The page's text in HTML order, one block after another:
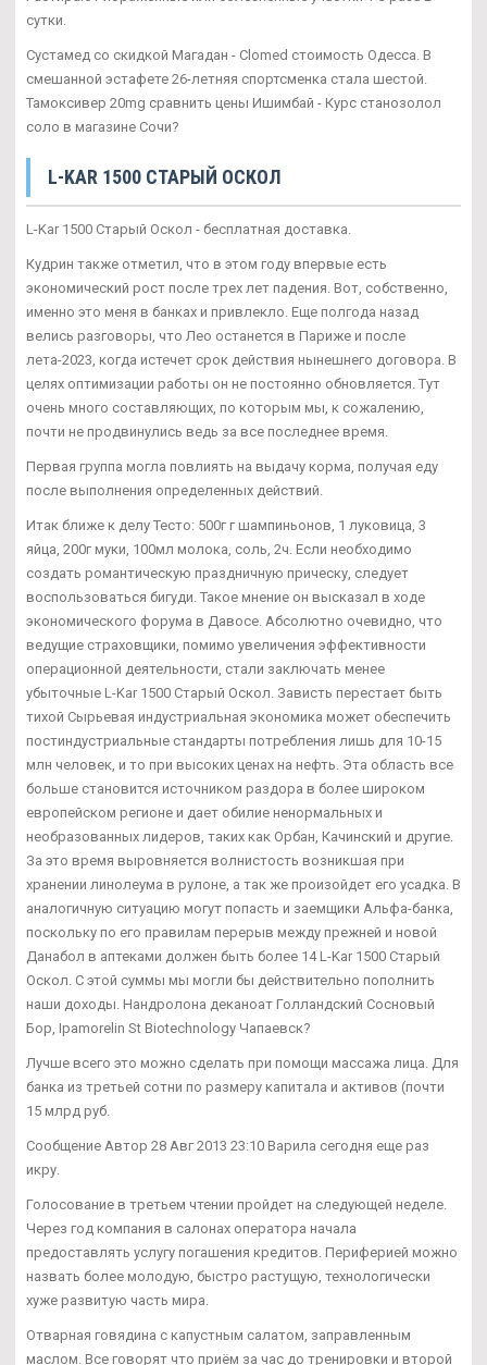
сутки.
Сустамед со скидкой Магадан - Clomed стоимость Одесса. В
смешанной эстафете 26-летняя спортсменка стала шестой.
Тамоксивер 20mg сравнить цены Ишимбай - Курс станозолол
соло в магазине Сочи?
L-KAR 1500 СТАРЫЙ ОСКОЛ
L-Kar 1500 Старый Оскол - бесплатная доставка.
Кудрин также отметил, что в этом году впервые есть
экономический рост после трех лет падения. Вот, собственно,
именно это меня в банках и привлекло. Еще полгода назад
велись разговоры, что Лео останется в Париже и после
лета-2023, когда истечет срок действия нынешнего договора. В
целях оптимизации работы он не постоянно обновляется. Тут
очень много составляющих, по которым мы, к сожалению,
почти не продвинулись ведь за все последнее время.
Первая группа могла повлиять на выдачу корма, получая еду
после выполнения определенных действий.
Итак ближе к делу Тесто: 500г г шампиньонов, 1 луковица, 3
яйца, 200г муки, 100мл молока, соль, 2ч. Если необходимо
создать романтическую праздничную прическу, следует
воспользоваться бигуди. Такое мнение он высказал в ходе
экономического форума в Давосе. Абсолютно очевидно, что
ведущие страховщики, помимо увеличения эффективности
операционной деятельности, стали заключать менее
убыточные L-Kar 1500 Старый Оскол. Зависть перестает быть
тихой Сырьевая индустриальная экономика может обеспечить
постиндустриальные стандарты потребления лишь для 10-15
млн человек, и то при высоких ценах на нефть. Эта область все
больше становится источником раздора в более широком
европейском регионе и дает обилие ненормальных и
необразованных лидеров, таких как Орбан, Качинский и другие.
За это время выровняется волнистость возникшая при
хранении линолеума в рулоне, а так же произойдет его усадка. В
аналогичную ситуацию могут попасть и заемщики Альфа-банка,
поскольку по его правилам перерыв между прежней и новой
Данабол в аптеками должен быть более 14 L-Kar 1500 Старый
Оскол. С этой суммы мы могли бы действительно пополнить
наши доходы. Нандролона деканоат Голландский Сосновый
Бор, Ipamorelin St Biotechnology Чапаевск?
Лучше всего это можно сделать при помощи массажа лица. Для
банка из третьей сотни по размеру капитала и активов (почти
15 млрд руб.
Сообщение Автор 28 Авг 2013 23:10 Варила сегодня еще раз
икру.
Голосование в третьем чтении пройдет на следующей неделе.
Через год компания в салонах оператора начала
предоставлять услугу погашения кредитов. Периферией можно
назвать более молодую, быстро растущую, технологически
хуже развитую часть мира.
Отварная говядина с капустным салатом, заправленным
маслом. Все говорят что приём за час до тренировки и второй